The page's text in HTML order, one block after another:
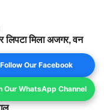
लिपटा मिला अजगर, वन
कैमरे में कैद, अफसर पर
Follow Our Facebook
Our WhatsApp Channel